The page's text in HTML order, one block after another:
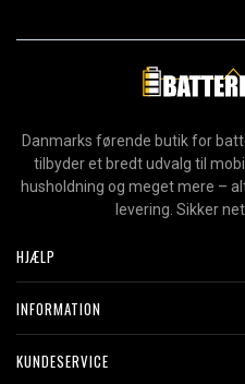
Danmarks førende butik for
tilbyder et bredt udvalg til
husholdning og meget mere –
levering. Sikker
HJÆLP
INFORMATION
KUNDESERVICE